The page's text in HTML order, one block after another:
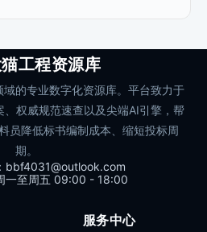
工程资源库
的专业数字化资源库。平台致力于
权威规范速查以及尖端AI引擎，帮
员降低标书编制成本、缩短投标周
期。
bbf4031@outlook.com
一至周五 09:00 - 18:00
服务中心